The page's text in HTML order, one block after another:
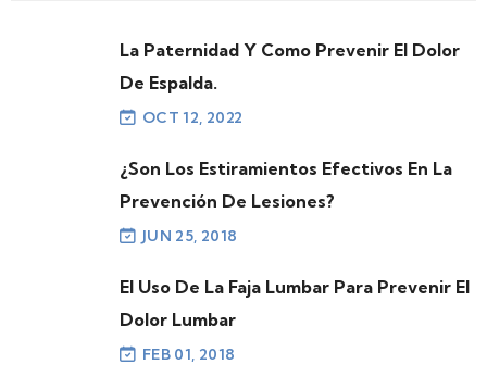
La Paternidad Y Como Prevenir El Dolor
De Espalda.
OCT 12, 2022
¿Son Los Estiramientos Efectivos En La
Prevención De Lesiones?
JUN 25, 2018
El Uso De La Faja Lumbar Para Prevenir El
Dolor Lumbar
FEB 01, 2018